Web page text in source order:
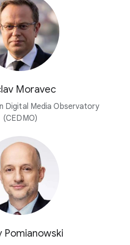
Moravec
Digital Media Observatory
(CEDMO)
Pomianowski